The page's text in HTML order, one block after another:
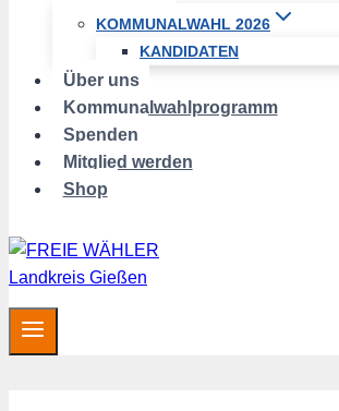
KOMMUNALWAHL 2026
KANDIDATEN
Über uns
Kommunalwahlprogramm
Spenden
Mitglied werden
Shop